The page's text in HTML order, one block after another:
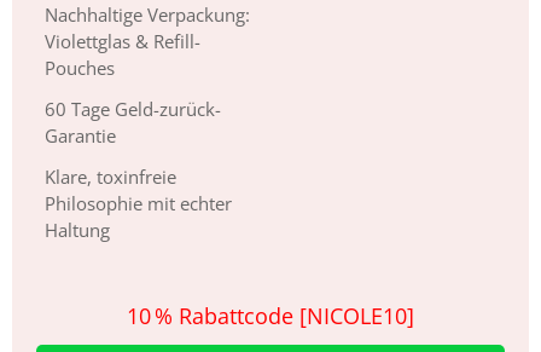
Nachhaltige Verpackung:
Violettglas & Refill-
Pouches
60 Tage Geld-zurück-
Garantie
Klare, toxinfreie
Philosophie mit echter
Haltung
10 % Rabattcode [NICOLE10]